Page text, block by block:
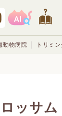
動物病院 トリミ
ッサ